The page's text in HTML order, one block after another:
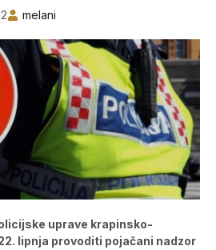
melani
uprave krapinsko-
lipnja provoditi pojačani nadzor